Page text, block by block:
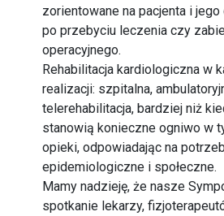
zorientowane na pacjenta i
po przebyciu leczenia czy
operacyjnego.
Rehabilitacja kardiologiczna w
realizacji: szpitalna,
telerehabilitacja, bardziej niż
stanowią konieczne ogniwo w
opieki, odpowiadając na
epidemiologiczne i społeczne.
Mamy nadzieję, że nasze
spotkanie lekarzy,